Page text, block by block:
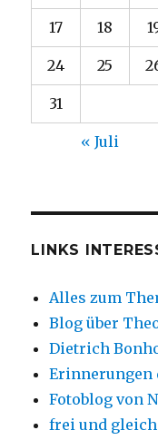
17 18
24 25
31
« Juli
LINKS
Alles zum
Blog über
Dietrich
Erinnerungen
Fotoblog von
frei und